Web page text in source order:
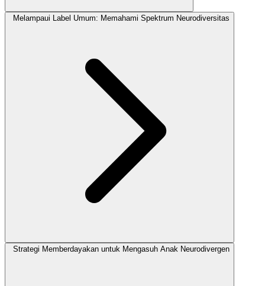
Melampaui Label Umum: Memahami Spektrum Neurodiversitas
Strategi Memberdayakan untuk Mengasuh Anak Neurodivergen